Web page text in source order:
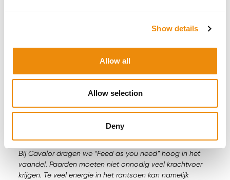
Show details
Allow all
Allow selection
Deny
toevoeging van vezels voldoet deze muesli daarbij ook
vitaminen. Daarnaast bevat de muesli pré- en probiotica
voor de ontwikkeling van een goede darmflora: de basis is
voor een goede opneembaarheid en vlotte vertering.
Cavalor Strucomix Sport bevat sport essentiële
behoeften van paarden die prestaties moeten leveren.
Cavalor Strucomix Sport is een level 2 voer voor paarden
Bij Cavalor dragen we “Feed as you need” hoog in het
vaandel. Paarden moeten niet onnodig veel krachtvoer
krijgen. Te veel energie in het rantsoen kan namelijk